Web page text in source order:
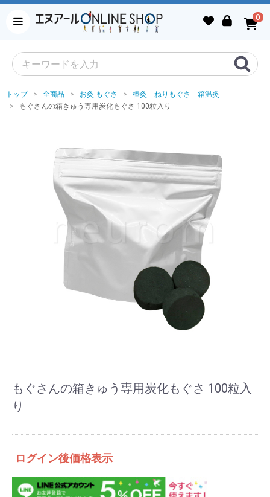
0
トップ 全商品 お灸 もぐさ
棒灸 ねりもぐさ 箱温灸
もぐさんの箱きゅう専用炭化もぐさ 100粒入り
もぐさんの箱きゅう専用炭化もぐさ 100粒入
り
ログイン後価格表示